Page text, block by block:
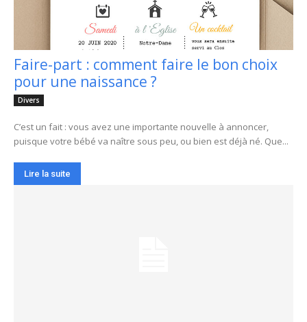
Faire-part : comment faire le bon choix
pour une naissance ?
Divers
C’est un fait : vous avez une importante nouvelle à annoncer,
puisque votre bébé va naître sous peu, ou bien est déjà né. Que...
Lire la suite